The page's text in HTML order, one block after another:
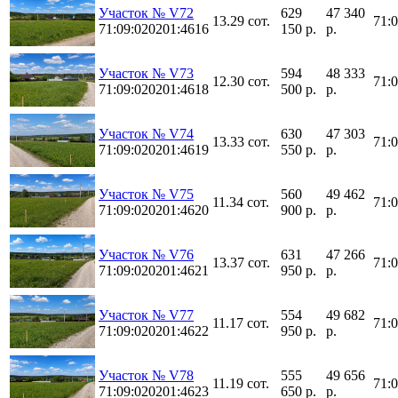
Участок № V72
71:09:020201:4616
13.29 сот.
629
150 р.
47 340
р.
Участок № V73
71:09:020201:4618
12.30 сот.
594
500 р.
48 333
р.
Участок № V74
71:09:020201:4619
13.33 сот.
630
550 р.
47 303
р.
Участок № V75
71:09:020201:4620
11.34 сот.
560
900 р.
49 462
р.
Участок № V76
71:09:020201:4621
13.37 сот.
631
950 р.
47 266
р.
Участок № V77
71:09:020201:4622
11.17 сот.
554
950 р.
49 682
р.
Участок № V78
71:09:020201:4623
11.19 сот.
555
650 р.
49 656
р.